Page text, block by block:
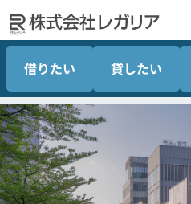
借りたい 貸したい